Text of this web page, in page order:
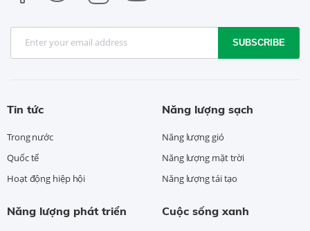
SUBSCRIBE
Tin tức
Trong nước
Quốc tế
Hoạt động hiệp hội
Năng lượng sạch
Năng lượng gió
Năng lượng mặt trời
Năng lượng tái tạo
Năng lượng phát triển Cuộc sống xanh